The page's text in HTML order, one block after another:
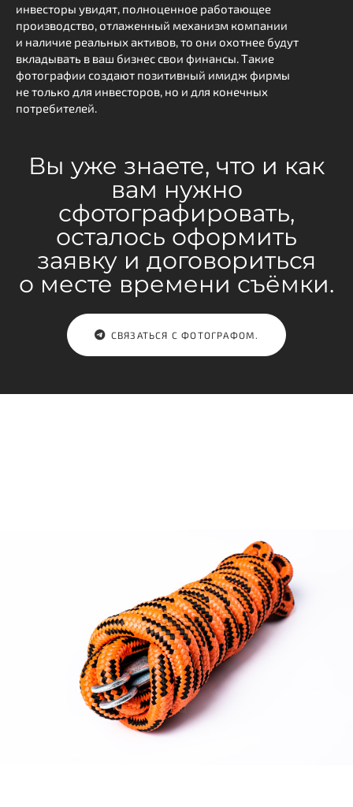
инвесторы увидят, полноценное работающее
производство, отлаженный механизм компании
и наличие реальных активов, то они охотнее будут
вкладывать в ваш бизнес свои финансы. Такие
фотографии создают позитивный имидж фирмы
не только для инвесторов, но и для конечных
потребителей.
Вы уже знаете, что и как
вам нужно
сфотографировать,
осталось оформить
заявку и договориться
о месте времени съёмки.
СВЯЗАТЬСЯ С ФОТОГРАФОМ.